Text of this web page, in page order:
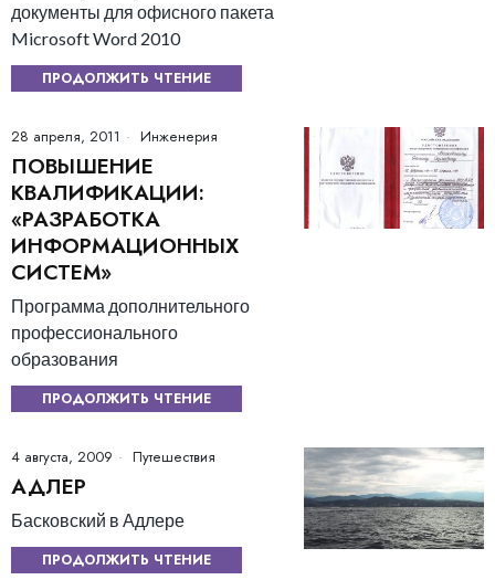
документы для офисного пакета
Microsoft Word 2010
ПРОДОЛЖИТЬ ЧТЕНИЕ
28 апреля, 2011 Инженерия
ПОВЫШЕНИЕ
КВАЛИФИКАЦИИ:
«РАЗРАБОТКА
ИНФОРМАЦИОННЫХ
СИСТЕМ»
Программа дополнительного
профессионального
образования
ПРОДОЛЖИТЬ ЧТЕНИЕ
4 августа, 2009 Путешествия
АДЛЕР
Басковский в Адлере
ПРОДОЛЖИТЬ ЧТЕНИЕ